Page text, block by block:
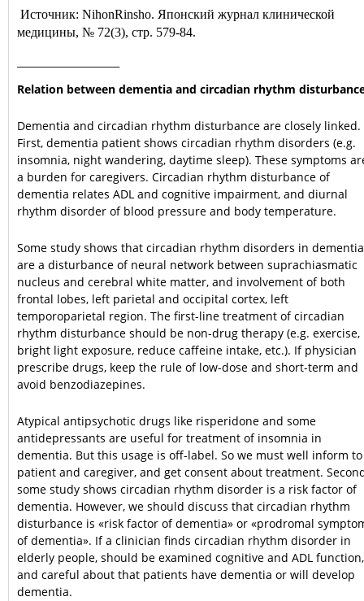
Источник: NihonRinsho. Японский журнал клинической
медицины, № 72(3), стр. 579-84.
Relation between dementia and circadian rhythm
Dementia and circadian rhythm disturbance are closely linked.
First, dementia patient shows circadian rhythm disorders (e.g.
insomnia, night wandering, daytime sleep). These symptoms
a burden for caregivers. Circadian rhythm disturbance of
dementia relates ADL and cognitive impairment, and diurnal
rhythm disorder of blood pressure and body temperature.
Some study shows that circadian rhythm disorders in dementia
are a disturbance of neural network between suprachiasmatic
nucleus and cerebral white matter, and involvement of both
frontal lobes, left parietal and occipital cortex, left
temporoparietal region. The first-line treatment of circadian
rhythm disturbance should be non-drug therapy (e.g. exercise,
bright light exposure, reduce caffeine intake, etc.). If physician
prescribe drugs, keep the rule of low-dose and short-term and
avoid benzodiazepines.
Atypical antipsychotic drugs like risperidone and some
antidepressants are useful for treatment of insomnia in
dementia. But this usage is off-label. So we must well inform to
patient and caregiver, and get consent about treatment.
some study shows circadian rhythm disorder is a risk factor of
dementia. However, we should discuss that circadian rhythm
disturbance is «risk factor of dementia» or «prodromal
of dementia». If a clinician finds circadian rhythm disorder in
elderly people, should be examined cognitive and ADL function,
and careful about that patients have dementia or will develop
dementia.